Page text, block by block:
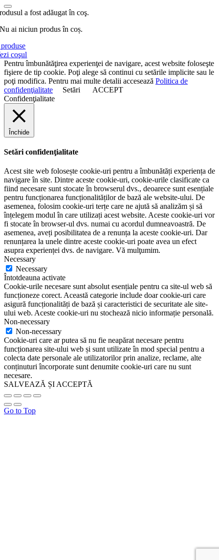
a fost adăugat în coş.
Nu ai niciun produs în coș.
coşul
Pentru îmbunătăţirea experienţei de navigare, acest website foloseşte
fişiere de tip cookie. Poţi alege să continui cu setările implicite sau le
poţi modifica. Pentru mai multe detalii accesează Politica de
confidenţialitate
Setări
ACCEPT
Confidenţialitate
Închide
Setări confidenţialitate
Acest site web folosește cookie-uri pentru a îmbunătăți experiența de
navigare în site. Dintre aceste cookie-uri, cookie-urile clasificate ca
fiind necesare sunt stocate în browserul dvs., deoarece sunt esențiale
pentru funcționarea funcționalităților de bază ale website-ului. De
asemenea, folosim cookie-uri terțe care ne ajută să analizăm și să
înțelegem modul în care utilizați acest website. Aceste cookie-uri vor
fi stocate în browser-ul dvs. numai cu acordul dumneavoastră. De
asemenea, aveți posibilitatea de a renunța la aceste cookie-uri. Dar
renunțarea la unele dintre aceste cookie-uri poate avea un efect
asupra experienței dvs. de navigare. Vă mulţumim.
Necessary
Necessary
Întotdeauna activate
Cookie-urile necesare sunt absolut esențiale pentru ca site-ul web să
funcționeze corect. Această categorie include doar cookie-uri care
asigură funcționalități de bază și caracteristici de securitate ale site-
ului web. Aceste cookie-uri nu stochează nicio informație personală.
Non-necessary
Non-necessary
Cookie-uri care ar putea să nu fie neapărat necesare pentru
funcționarea site-ului web și sunt utilizate în mod special pentru a
colecta date personale ale utilizatorilor prin analize, reclame, alte
conținuturi încorporate sunt denumite cookie-uri care nu sunt
necesare.
SALVEAZĂ ȘI ACCEPTĂ
Go to Top